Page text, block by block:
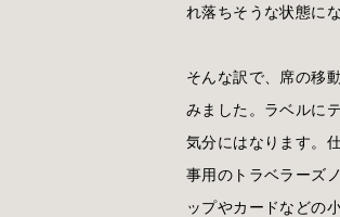
れ落ちそうな状態に
そんな訳で、席の移
みました。ラベルに
気分にはなります。
事用のトラベラーズ
ップやカードなどの